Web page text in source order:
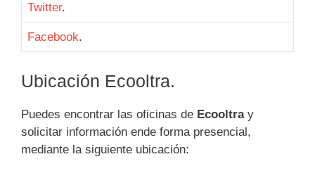
Twitter.
Facebook.
Ubicación Ecooltra.
Puedes encontrar las oficinas de Ecooltray
solicitar información ende forma presencial,
mediante la siguiente ubicación: